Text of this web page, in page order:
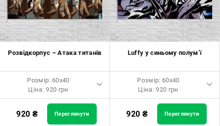
Розмір: 70x70 Ціна: 1550 грн
Розмір: 80x80 Ціна: 1650 грн
Розмір: 90x90 Ціна: 1800 грн
Розмір: 100x100 Ціна: 2500
грн
Розвідкорпус – Атака титанів
Розмір: 60x40
Ціна: 920 грн
Розмір: 60x40 Ціна: 920 грн
920 ₴ Переглянути
Luffy у синьому полум’ї
Розмір: 60x40
Ціна: 920 грн
Розмір: 60x40 Ціна: 920 грн
920 ₴ Переглянути